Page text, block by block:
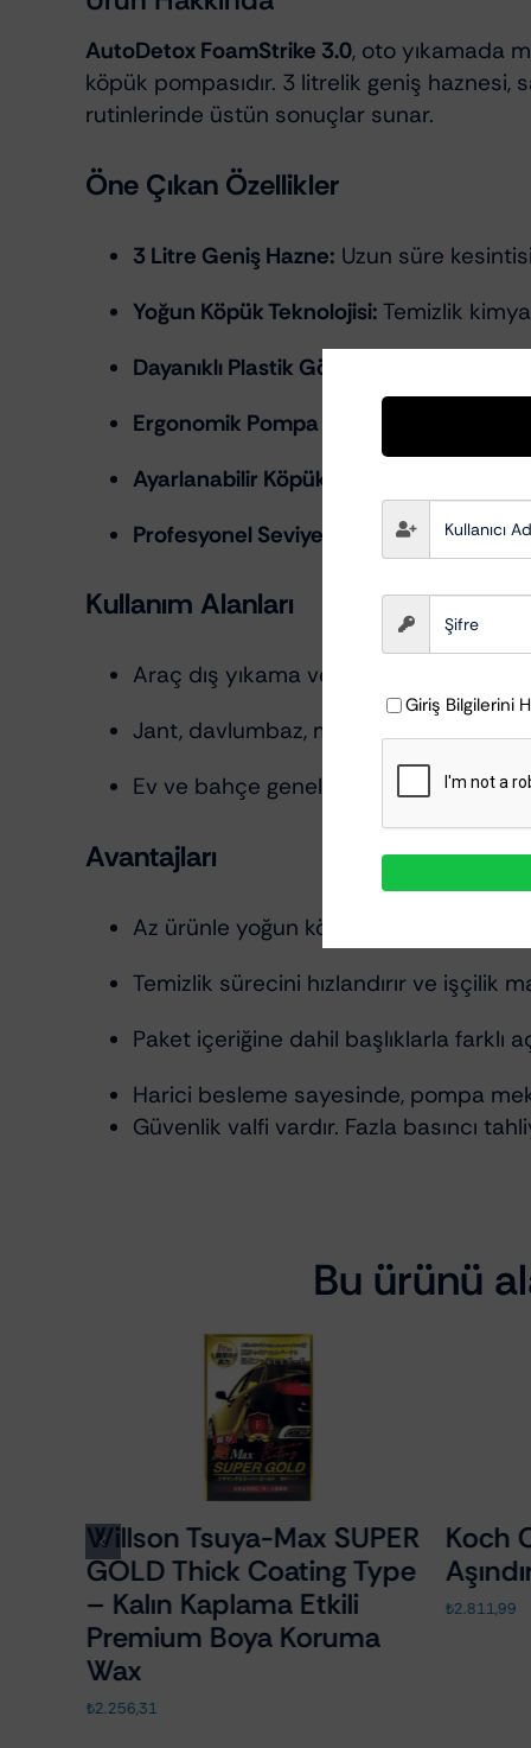
AutoDetox FoamStrike 3.0, oto yıkamada
köpük pompasıdır. 3 litrelik geniş haznesi,
rutinlerinde üstün sonuçlar sunar.
Öne Çıkan Özellikler
3 Litre Geniş Hazne: Uzun süre
Yoğun Köpük Teknolojisi: Temizlik
Dayanıklı Plastik Gövde:
Ergonomik Pompa Mekanizması:
Ayarlanabilir Köpük Başlığı:
Profesyonel Seviye Performans:Oto
Kullanım Alanları
Araç dış yıkama ve ön yıkama
Jant, davlumbaz, motor bölgesi gibi
Ev ve bahçe genel temizlik
Avantajları
Az ürünle yoğun köpük elde etmenizi
Temizlik sürecini hızlandırır ve işçilik
Paket içeriğine dahil başlıklarla farklı
Harici besleme sayesinde, pompa
Güvenlik valfi vardır. Fazla basıncı
Bu ürünü
Willson Tsuya-Max SUPER
GOLD Thick Coating Type
– Kalın Kaplama Etkili
Premium Boya Koruma
Wax
₺2.256,31
Koch
₺2.811,99
Giriş Bilgilerini